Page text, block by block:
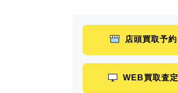
店頭買取予約
WEB買取査定